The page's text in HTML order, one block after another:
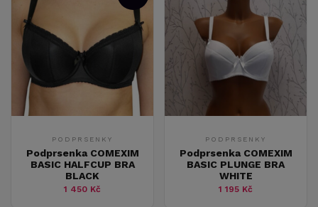
PODPRSENKY
Podprsenka COMEXIM
BASIC HALFCUP BRA
BLACK
1 450 Kč
PODPRSENKY
Podprsenka COMEXIM
BASIC PLUNGE BRA
WHITE
1 195 Kč